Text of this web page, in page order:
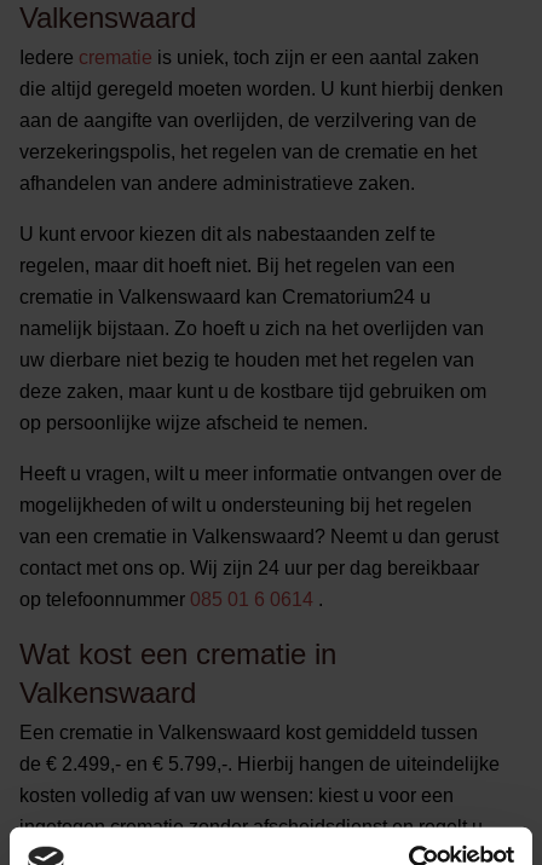
Valkenswaard
Iedere crematie is uniek, toch zijn er een aantal zaken
die altijd geregeld moeten worden. U kunt hierbij denken
aan de aangifte van overlijden, de verzilvering van de
verzekeringspolis, het regelen van de crematie en het
afhandelen van andere administratieve zaken.
U kunt ervoor kiezen dit als nabestaanden zelf te
regelen, maar dit hoeft niet. Bij het regelen van een
crematie in Valkenswaard kan Crematorium24 u
namelijk bijstaan. Zo hoeft u zich na het overlijden van
uw dierbare niet bezig te houden met het regelen van
deze zaken, maar kunt u de kostbare tijd gebruiken om
op persoonlijke wijze afscheid te nemen.
Heeft u vragen, wilt u meer informatie ontvangen over de
mogelijkheden of wilt u ondersteuning bij het regelen
van een crematie in Valkenswaard? Neemt u dan gerust
contact met ons op. Wij zijn 24 uur per dag bereikbaar
op telefoonnummer 085 01 6 0614 .
Wat kost een crematie in
Valkenswaard
Een crematie in Valkenswaard kost gemiddeld tussen
de € 2.499,- en € 5.799,-. Hierbij hangen de uiteindelijke
kosten volledig af van uw wensen: kiest u voor een
ingetogen crematie zonder afscheidsdienst en regelt u
de (meeste) zaken rondom het afscheid zelf? Dan